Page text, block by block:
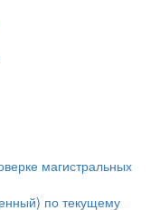
магистральных
по текущему